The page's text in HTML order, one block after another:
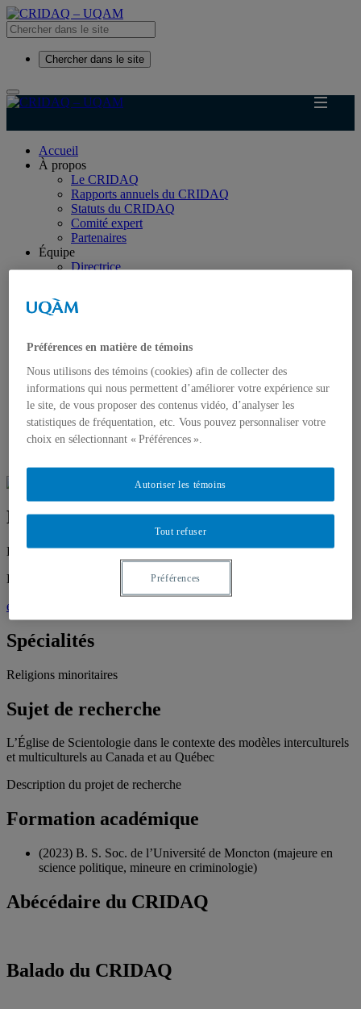
Chercher dans le site
Accueil
À propos
Le CRIDAQ
Rapports annuels du CRIDAQ
Statuts du CRIDAQ
Comité expert
Partenaires
Équipe
Directrice
Chercheur.e.s invité.e.s
Recherche
Axe 1 – Nations et Diversité
Axe 2 – Institutions, justice sociale et territoires
Axe 3 – Démocratie et pluralisme
Projets de recherche
Activités
Publications
Ève Leger
Diplômée, Maîtrise en science politique, Université d’Ottawa
Direction:
evehleger@gmail.com
Spécialités
Religions minoritaires
Sujet de recherche
L’Église de Scientologie dans le contexte des modèles interculturels
et multiculturels au Canada et au Québec
Description du projet de recherche
Formation académique
(2023) B. S. Soc. de l’Université de Moncton (majeure en
science politique, mineure en criminologie)
Abécédaire du CRIDAQ
Balado du CRIDAQ
Préférences en matière de témoins
Nous utilisons des témoins (cookies) afin de collecter des
informations qui nous permettent d’améliorer votre expérience sur
le site, de vous proposer des contenus vidéo, d’analyser les
statistiques de fréquentation, etc. Vous pouvez personnaliser votre
choix en sélectionnant « Préférences ».
Tout refuser
Autoriser les témoins
Préférences